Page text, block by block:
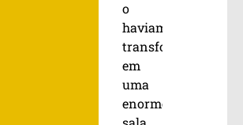
o
haviam
transformado
em
uma
enorme